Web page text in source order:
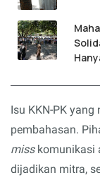
Isu KKN-PK
pembahasan.
misskomunikasi
dijadikan mitra,